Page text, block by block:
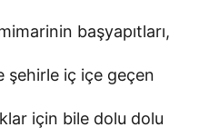
başyapıtları,
şehirle iç içe geçen
için bile dolu dolu